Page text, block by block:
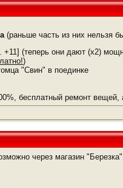
(раньше часть из них нельзя
+11] (теперь они дают (x2)
)
"Свин" в поединке
бесплатный ремонт вещей,
через магазин